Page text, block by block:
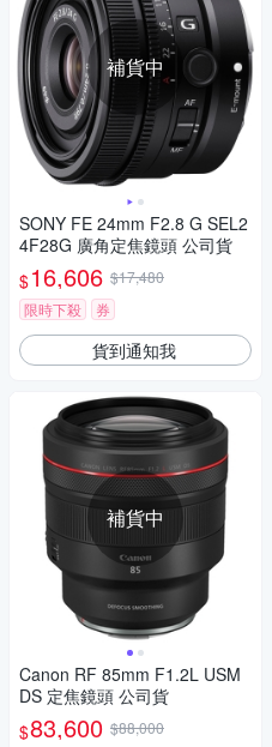
補貨中
SONY FE 24mm F2.8 G SEL2
4F28G 廣角定焦鏡頭 公司貨
$16,606 $17,480
限時下殺
券
貨到通知我
補貨中
Canon RF 85mm F1.2L USM
DS 定焦鏡頭 公司貨
$83,600 $88,000